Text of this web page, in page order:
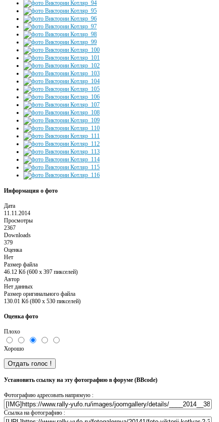
Информация о фото
Дата
11.11.2014
Просмотры
2367
Downloads
379
Оценка
Нет
Размер файла
46.12 Кб (600 x 397 пикселей)
Автор
Нет данных
Размер оригинального файла
130.01 Кб (800 x 530 пикселей)
Оценка фото
Плохо
Хорошо
Установить ссылку на эту фотографию в форуме (BBcode)
Фотографию адресовать напрямую :
Ссылка на фотографию :